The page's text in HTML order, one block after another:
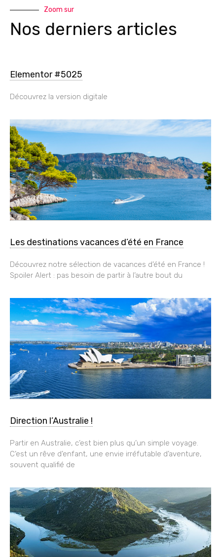
Zoom sur
Nos derniers articles
Elementor #5025
Découvrez la version digitale
Les destinations vacances d’été en France
Découvrez notre sélection de vacances d’été en France !
Spoiler Alert : pas besoin de partir à l’autre bout du
Direction l’Australie !
Partir en Australie, c’est bien plus qu’un simple voyage.
C’est un rêve d’enfant, une envie irréfutable d’aventure,
souvent qualifié de